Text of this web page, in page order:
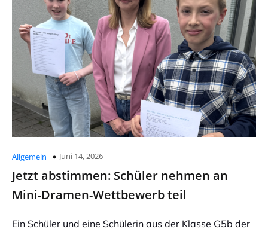
Allgemein Juni 14, 2026
Jetzt abstimmen: Schüler nehmen an
Mini-Dramen-Wettbewerb teil
Ein Schüler und eine Schülerin aus der Klasse G5b der